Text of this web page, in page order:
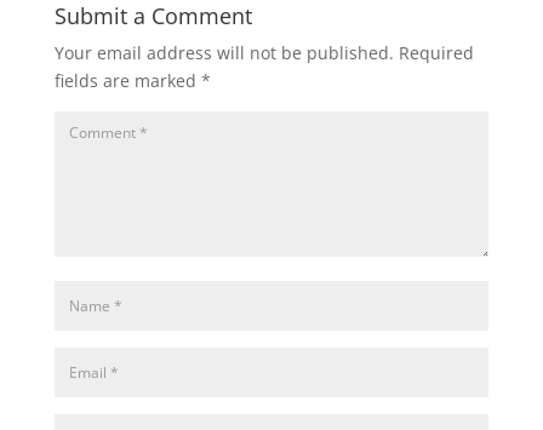
Submit a Comment
Your email address will not be published. Required
fields are marked *